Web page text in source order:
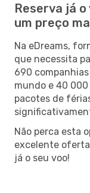
Reserva já
um preço
Na eDreams,
que necessita
690
mundo e 40
pacotes de
Não perca esta
excelente oferta
já o seu voo!